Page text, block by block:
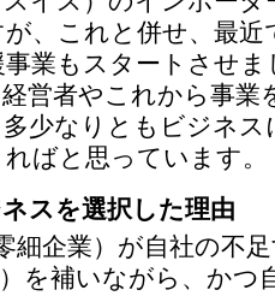
、これと併せ、最近
業もスタートさせ
営者やこれから事業
少なりともビジネス
ばと思っています。
スを選択した理由
細企業）が自社の不
を補いながら、かつ